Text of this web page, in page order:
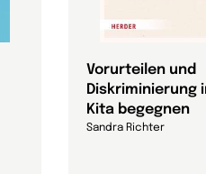
Vorurteilen und
Diskriminierung
Kita begegnen
Sandra Richter